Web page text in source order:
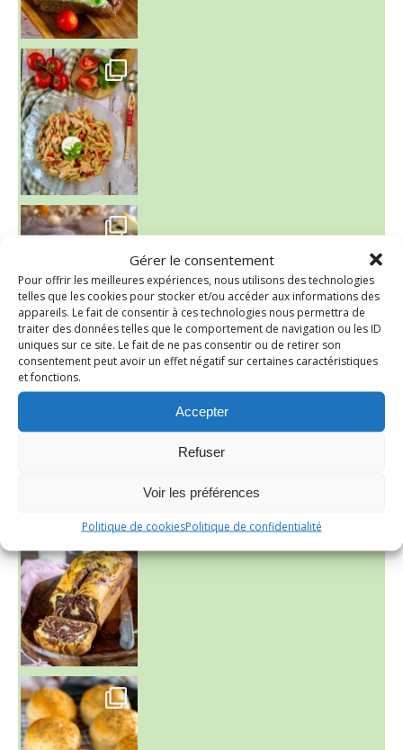
Gérer le consentement
Pour offrir les meilleures expériences, nous utilisons des technologies
telles que les cookies pour stocker et/ou accéder aux informations des
appareils. Le fait de consentir à ces technologies nous permettra de
traiter des données telles que le comportement de navigation ou les ID
uniques sur ce site. Le fait de ne pas consentir ou de retirer son
consentement peut avoir un effet négatif sur certaines caractéristiques
et fonctions.
Accepter
Refuser
Voir les préférences
Politique de cookiesPolitique de confidentialité
~ SALADE DE PÂTES AUX DEUX TOMATES THON ET BURRA
~ FINANCIERS MYRTILLES ET CITRON ~
Aujourd'hu
~ BUNS MAISON ~
Un peu de boulange par ici au